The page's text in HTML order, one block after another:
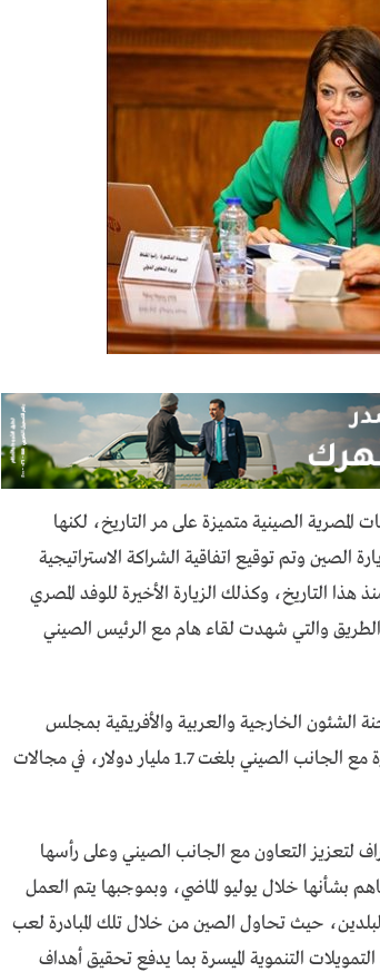
المصرية الصينية متميزة على مر التاريخ، لكنها
حيث قام الرئيس بزيارة الصين وتم توقيع اتفاقية الشراكة الاستراتيجية
هذا التاريخ، وكذلك الزيارة الأخيرة للوفد المصري
والتي شهدت لقاء هام مع الرئيس الصيني
الشئون الخارجية والعربية والأفريقية بمجلس
الشيوخ، اليوم الثلاثاء، أن حجم التمويلات التنموية الميسرة مع الجانب الصيني بلغت 1.7 مليار دولار، في مجالات
لتعزيز التعاون مع الجانب الصيني وعلى رأسها
بشأنها خلال يوليو الماضي، وبموجبها يتم العمل
حيث تحاول الصين من خلال تلك المبادرة لعب
التنموية الميسرة بما يدفع تحقيق أهداف